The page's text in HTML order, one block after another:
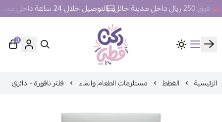
مدينة حائل التوصيل خلال 24 ساعة داخل مدينة حائل.
ركن قطي
0
الرئيسية القطط مستلزمات الطعام والماء فلتر نافورة - دائري